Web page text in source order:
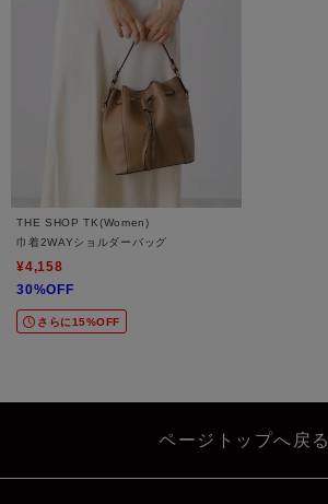
THE SHOP TK(Women)
巾着2WAYショルダーバッグ
¥4,158
30%OFF
さらに15%OFF
ページトップへ戻る